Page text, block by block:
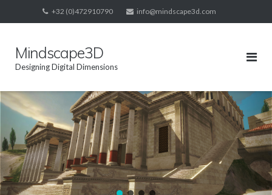
to
+32 (0)472910790 info@mindscape3d.com
Mindscape3D
Designing Digital Dimensions